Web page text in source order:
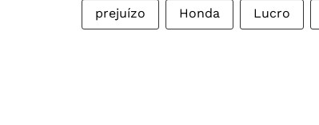
prejuízo Honda Lucro